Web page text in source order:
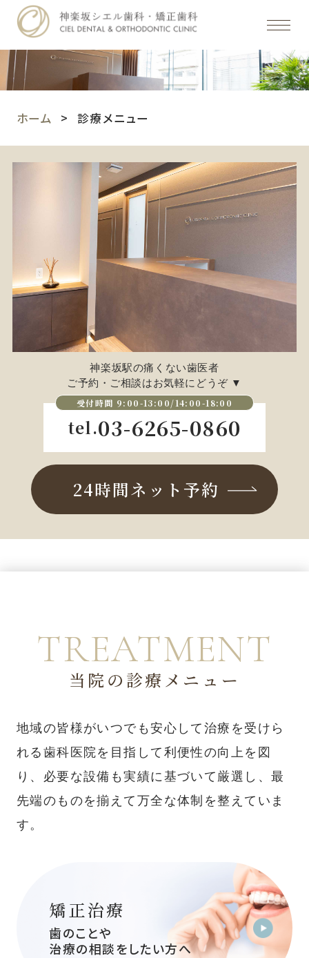
ホーム 診療メニュー
神楽坂駅の痛くない歯医者
ご予約・ご相談はお気軽にどうぞ ▼
受付時間 9:00-13:00/14:00-18:00
tel.03-6265-0860
24時間ネット予約
当院の診療メニュー
地域の皆様がいつでも安心して治療を受けら
れる歯科医院を目指して利便性の向上を図
り、必要な設備も実績に基づいて厳選し、最
先端のものを揃えて万全な体制を整えていま
す。
矯正治療
歯のことや
治療の相談をしたい方へ